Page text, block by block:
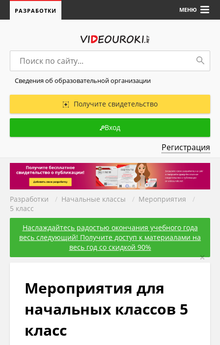
МЕНЮ
РАЗРАБОТКИ
Сведения об образовательной организации
Получите свидетельство
Вход
Регистрация
Разработки / Начальные классы / Мероприятия
/
5 класс
Наслаждайтесь радостью окончания учебного года
весь следующий! Получите доступ к материалами на
весь год со скидкой 90%
×
Мероприятия для
начальных классов 5
класс